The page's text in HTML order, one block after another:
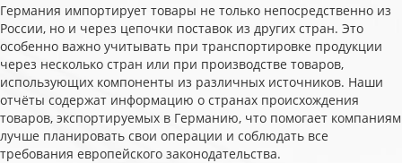
Германия импортирует товары не только непосредственно из
России, но и через цепочки поставок из других стран. Это
особенно важно учитывать при транспортировке продукции
через несколько стран или при производстве товаров,
использующих компоненты из различных источников. Наши
отчёты содержат информацию о странах происхождения
товаров, экспортируемых в Германию, что помогает компаниям
лучше планировать свои операции и соблюдать все
требования европейского законодательства.